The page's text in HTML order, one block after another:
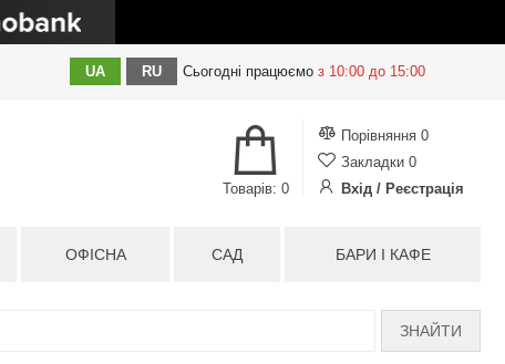
UA RU Сьогодні працюємо з 10:00 до 15:00
Порівняння 0
Закладки 0
Вхід / Реєстрація
Товарів: 0
ОФІСНА САД БАРИ І КАФЕ
ЗНАЙТИ